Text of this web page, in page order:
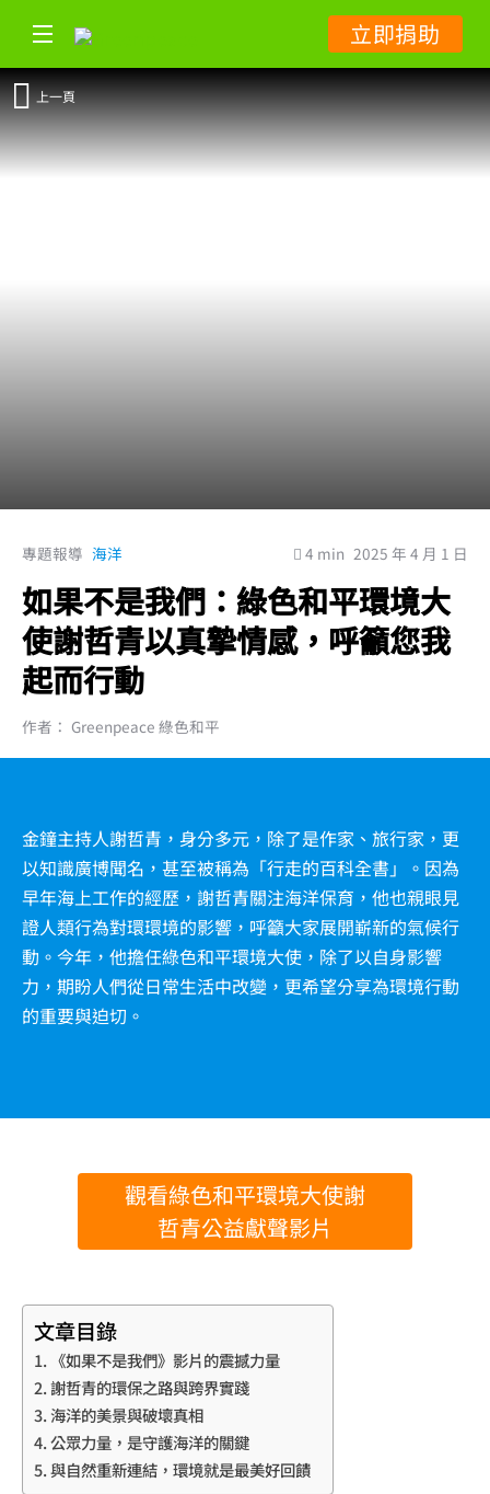
立即捐助
上一頁
專題報導 海洋 4 min 2025 年 4 月 1 日
如果不是我們：綠色和平環境大
使謝哲青以真摯情感，呼籲您我
起而行動
作者： Greenpeace 綠色和平
金鐘主持人謝哲青，身分多元，除了是作家、旅行家，更
以知識廣博聞名，甚至被稱為「行走的百科全書」。因為
早年海上工作的經歷，謝哲青關注海洋保育，他也親眼見
證人類行為對環環境的影響，呼籲大家展開嶄新的氣候行
動。今年，他擔任綠色和平環境大使，除了以自身影響
力，期盼人們從日常生活中改變，更希望分享為環境行動
的重要與迫切。
觀看綠色和平環境大使謝
哲青公益獻聲影片
文章目錄
《如果不是我們》影片的震撼力量
謝哲青的環保之路與跨界實踐
海洋的美景與破壞真相
公眾力量，是守護海洋的關鍵
與自然重新連結，環境就是最美好回饋